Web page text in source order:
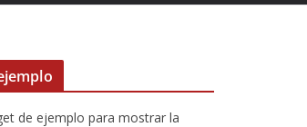
de ejemplo para mostrar la